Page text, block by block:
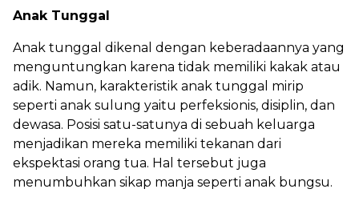
Anak Tunggal
Anak tunggal dikenal dengan keberadaannya yang
menguntungkan karena tidak memiliki kakak atau
adik. Namun, karakteristik anak tunggal mirip
seperti anak sulung yaitu perfeksionis, disiplin, dan
dewasa. Posisi satu-satunya di sebuah keluarga
menjadikan mereka memiliki tekanan dari
ekspektasi orang tua. Hal tersebut juga
menumbuhkan sikap manja seperti anak bungsu.